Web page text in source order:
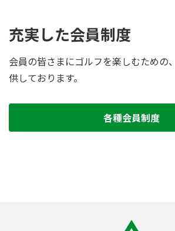
充実した会員制度
会員の皆さまにゴルフを楽しむための
供しております。
各種会員制度